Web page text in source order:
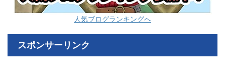
人気ブログランキングへ
スポンサーリンク